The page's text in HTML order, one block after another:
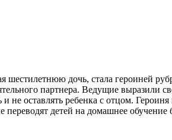
дочь, стала героиней
партнера. Ведущие выразили
не оставлять ребенка с отцом.
детей на домашнее